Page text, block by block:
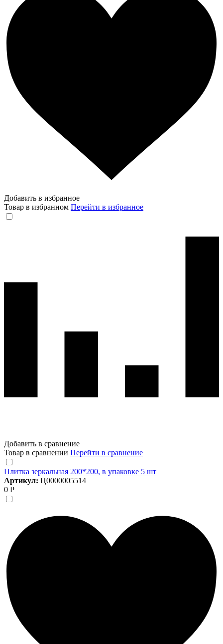
Добавить в избранное
Товар в избранном Перейти в избранное
Добавить в сравнение
Товар в сравнении Перейти в сравнение
Плитка зеркальная 200*200, в упаковке 5 шт
Артикул: Ц0000005514
0 Р